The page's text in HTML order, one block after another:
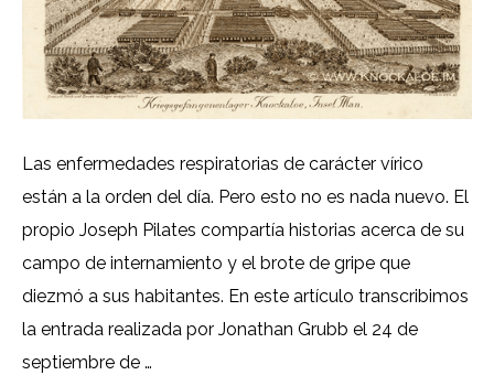
Las enfermedades respiratorias de carácter vírico
están a la orden del día. Pero esto no es nada nuevo. El
propio Joseph Pilates compartía historias acerca de su
campo de internamiento y el brote de gripe que
diezmó a sus habitantes. En este artículo transcribimos
la entrada realizada por Jonathan Grubb el 24 de
septiembre de …